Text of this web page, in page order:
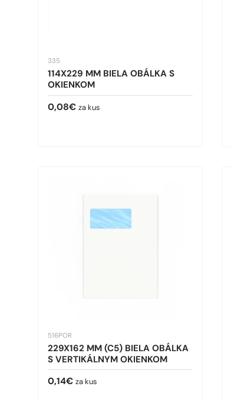
335
114X229 MM BIELA OBÁLKA S
OKIENKOM
Bežná cena
0,08€ za kus
516POR
229X162 MM (C5) BIELA OBÁLKA
S VERTIKÁLNYM OKIENKOM
Bežná cena
0,14€ za kus